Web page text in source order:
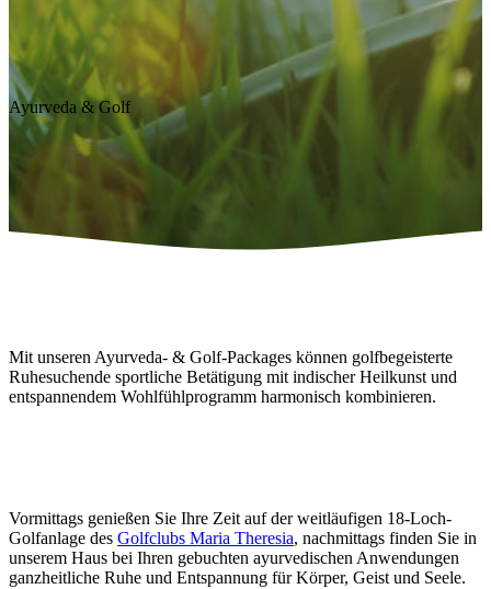
Ayurveda & Golf
Mit unseren Ayurveda- & Golf-Packages können golfbegeisterte
Ruhesuchende sportliche Betätigung mit indischer Heilkunst und
entspannendem Wohlfühlprogramm harmonisch kombinieren.
Vormittags genießen Sie Ihre Zeit auf der weitläufigen 18-Loch-
Golfanlage des Golfclubs Maria Theresia, nachmittags finden Sie in
unserem Haus bei Ihren gebuchten ayurvedischen Anwendungen
ganzheitliche Ruhe und Entspannung für Körper, Geist und Seele.